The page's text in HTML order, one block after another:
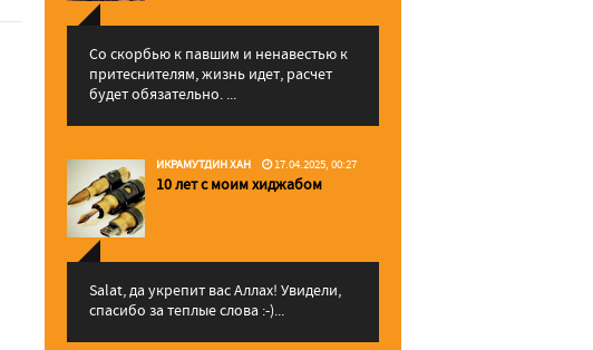
Со скорбью к павшим и ненавестью к
притеснителям, жизнь идет, расчет
будет обязательно. ...
ИКРАМУТДИН ХАН 17.04.2025, 00:27
10 лет с моим хиджабом
Salat, да укрепит вас Аллаx! Увидели,
спасибо за теплые слова :-)...